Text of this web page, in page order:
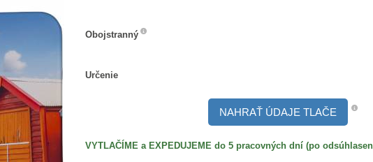
Obojstranný
Určenie
NAHRAŤ ÚDAJE TLAČE
VYTLAČÍME a EXPEDUJEME do 5 pracovných dní (po